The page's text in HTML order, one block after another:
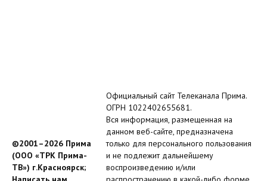
©2001–2026 Прима
(ООО «ТРК Прима-
ТВ») г.Красноярск;
Официальный сайт Телеканала Прима.
ОГРН 1022402655681.
Вся информация, размещенная на
данном веб-сайте, предназначена
только для персонального пользования
и не подлежит дальнейшему
воспроизведению и/или